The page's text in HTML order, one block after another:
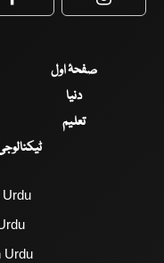
Facebook
صفحۂ اول
دنیا
تعلیم
Urdu
Urdu